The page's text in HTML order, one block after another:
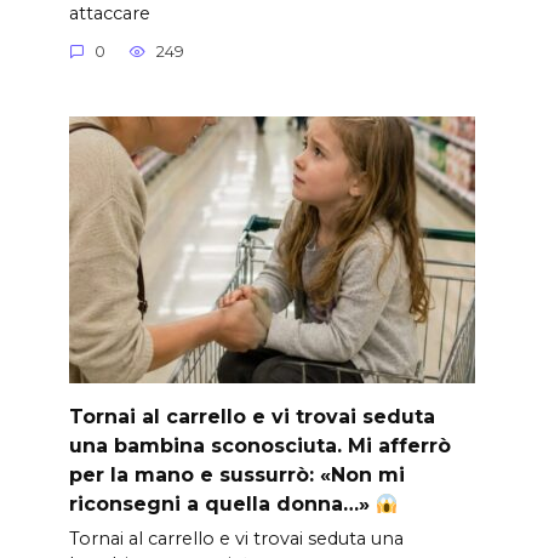
attaccare
0 249
Tornai al carrello e vi trovai seduta
una bambina sconosciuta. Mi afferrò
per la mano e sussurrò: «Non mi
riconsegni a quella donna…»
Tornai al carrello e vi trovai seduta una